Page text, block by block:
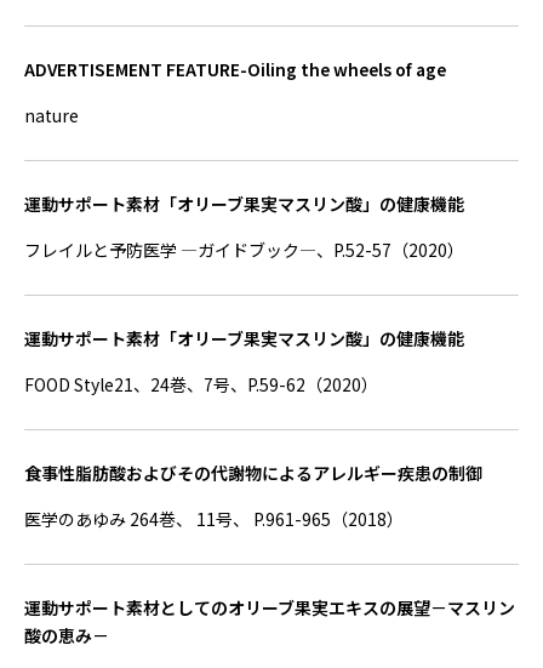
ADVERTISEMENT FEATURE-Oiling the wheels of age
nature
運動サポート素材「オリーブ果実マスリン酸」の健康機能
フレイルと予防医学 ―ガイドブック―、P.52-57（2020）
運動サポート素材「オリーブ果実マスリン酸」の健康機能
FOOD Style21、24巻、7号、P.59-62（2020）
食事性脂肪酸およびその代謝物によるアレルギー疾患の制御
医学のあゆみ 264巻、 11号、 P.961-965（2018）
運動サポート素材としてのオリーブ果実エキスの展望－マスリン
酸の恵み－